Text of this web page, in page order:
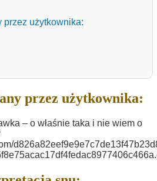
przez użytkownika:
przez użytkownika:
– o właśnie taka i nie wiem o